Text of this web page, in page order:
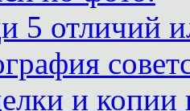
5 отличий
и копии